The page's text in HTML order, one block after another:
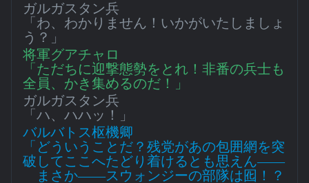
ガルガスタン兵
「わ、わかりません！いかがいたしましょ
う？」
将軍グアチャロ
「ただちに迎撃態勢をとれ！非番の兵士も
全員、かき集めるのだ！」
ガルガスタン兵
「ハ、ハハッ！」
バルバトス枢機卿
「どういうことだ？残党があの包囲網を突
破してここへたどり着けるとも思えん――
まさか――スウォンジーの部隊は囮！？